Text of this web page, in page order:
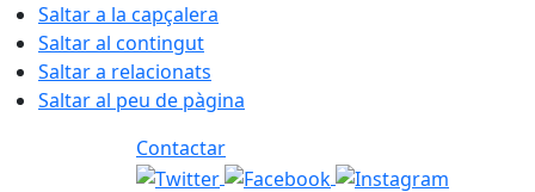
Saltar a la capçalera
Saltar al contingut
Saltar a relacionats
Saltar al peu de pàgina
Contactar